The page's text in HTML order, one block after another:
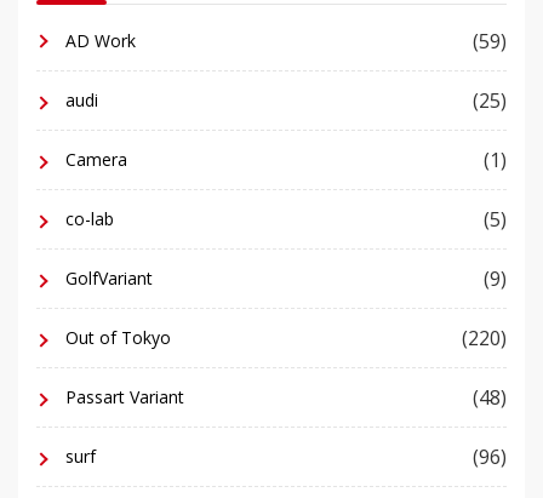
AD Work (59)
audi (25)
Camera (1)
co-lab (5)
GolfVariant (9)
Out of Tokyo (220)
Passart Variant (48)
surf (96)